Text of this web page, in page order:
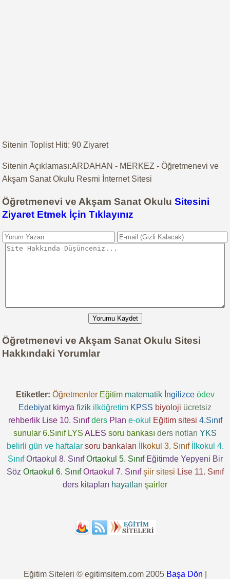
Sitenin Toplist Hiti: 90 Ziyaret
Sitenin Açıklaması:ARDAHAN - MERKEZ - Öğretmenevi ve
Akşam Sanat Okulu Resmi İnternet Sitesi
Öğretmenevi ve Akşam Sanat OkuluSitesini
Ziyaret Etmek İçin Tıklayınız
Yorumu Kaydet
Öğretmenevi ve Akşam Sanat Okulu Sitesi
Hakkındaki Yorumlar
Etiketler: Öğretmenler Eğitim matematik İngilizce ödev
Edebiyat kimya fizik ilköğretim KPSS biyoloji ücretsiz
rehberlik Lise 10. Sınıf ders Plan e-okul Eğitim sitesi 4.Sınıf
sunular 6.Sınıf LYS ALES soru bankası ders notları YKS
belirli gün ve haftalar soru bankaları İlkokul 3. Sınıf
İlkokul 4.
Sınıf Ortaokul 8. Sınıf Ortaokul 5. Sınıf Eğitimde Yepyeni Bir
Söz Ortaokul 6. Sınıf Ortaokul 7. Sınıf şiir sitesi Lise 11. Sınıf
ders kitapları hayatları şairler
Eğitim Siteleri © egitimsitem.com 2005 Başa Dön